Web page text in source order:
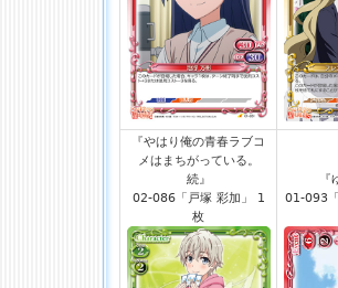
『やはり俺の青春ラブコ
メはまちがっている。
続』
02-086「戸塚 彩加」 1
枚
01-093